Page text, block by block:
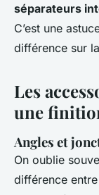
séparateurs
C’est une
différence sur
Les
une
Angles et
On oublie
différence